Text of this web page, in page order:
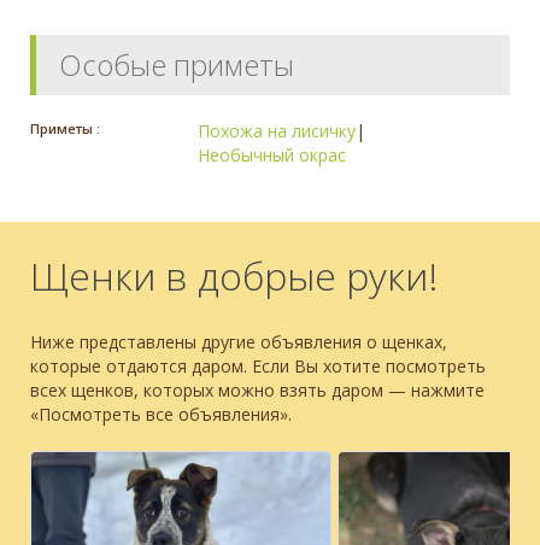
Особые приметы
Приметы : Похожа на лисичку|
Необычный окрас
Щенки в добрые руки!
Ниже представлены другие объявления о щенках,
которые отдаются даром. Если Вы хотите посмотреть
всех щенков, которых можно взять даром — нажмите
«Посмотреть все объявления».